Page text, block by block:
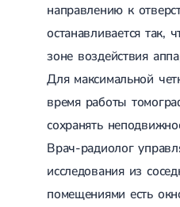
направлению к
останавливается так,
зоне воздействия
Для максимальной
время работы
сохранять
Врач-радиолог
исследования из
помещениями есть